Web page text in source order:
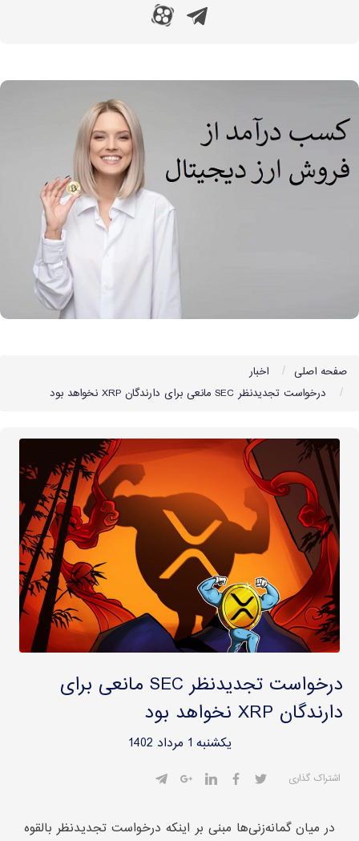
صفحه اصلی
اخبار
درخواست تجدیدنظر SEC مانعی برای دارندگان XRP نخواهد بود
درخواست تجدیدنظر SEC مانعی برای
دارندگان XRP نخواهد بود
یکشنبه 1 مرداد 1402
اشتراک گذاری
در میان گمانه‌زنی‌ها مبنی بر اینکه درخواست تجدیدنظر بالقوه